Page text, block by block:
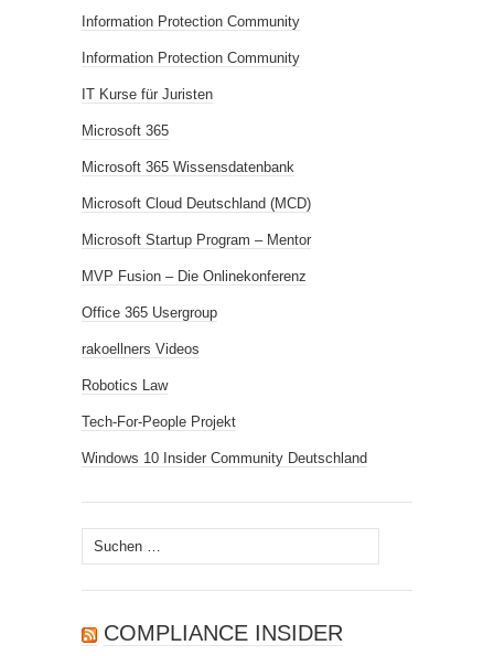
Information Protection Community
Information Protection Community
IT Kurse für Juristen
Microsoft 365
Microsoft 365 Wissensdatenbank
Microsoft Cloud Deutschland (MCD)
Microsoft Startup Program – Mentor
MVP Fusion – Die Onlinekonferenz
Office 365 Usergroup
rakoellners Videos
Robotics Law
Tech-For-People Projekt
Windows 10 Insider Community Deutschland
Suchen
nach:
COMPLIANCE INSIDER